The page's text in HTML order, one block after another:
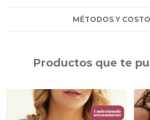
MÉTODOS Y
Productos que te